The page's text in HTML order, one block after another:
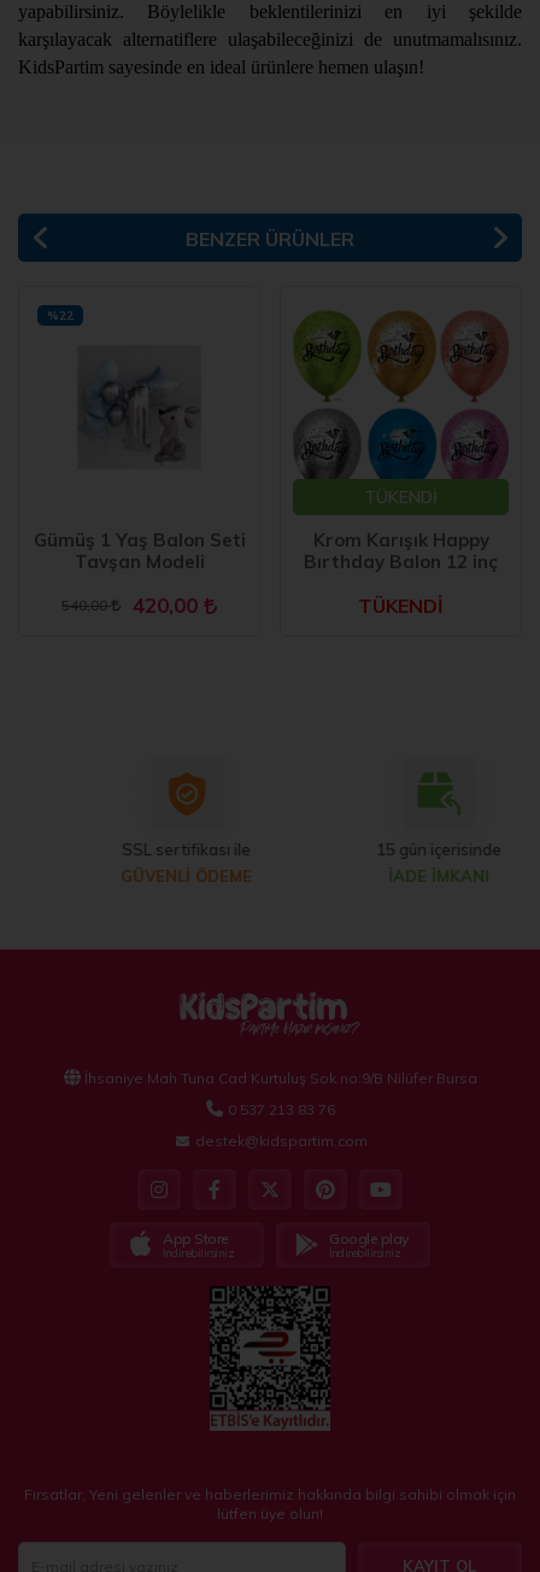
yapabilirsiniz. Böylelikle beklentilerinizi en iyi şekilde
karşılayacak alternatiflere ulaşabileceğinizi de unutmamalısınız.
KidsPartim sayesinde en ideal ürünlere hemen ulaşın!
BENZER ÜRÜNLER
Gümüş 1 Yaş Balon Seti
Tavşan Modeli
540,00 420,00
%22
TÜKENDİ
Krom Karışık Happy
Bırthday Balon 12 inç
TÜKENDİ
SSL sertifikası ile
GÜVENLİ ÖDEME
15 gün içerisinde
İADE İMKANI
İhsaniye Mah Tuna Cad Kurtuluş Sok no:9/B Nilüfer Bursa
0 537 213 83 76
destek@kidspartim.com
App Store
İndirebilirsiniz
Google play
İndirebilirsiniz
Fırsatlar, Yeni gelenler ve haberlerimiz hakkında bilgi sahibi olmak için
lütfen üye olun!
KAYIT OL